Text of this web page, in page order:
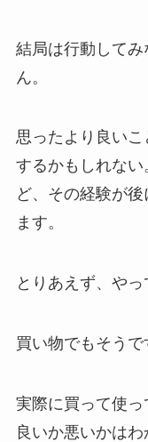
結局は行動して
ん。
思ったより良い
するかもしれな
ど、その経験が
ます。
とりあえず、やっ
買い物でもそうで
実際に買って使
良いか悪いかはわ